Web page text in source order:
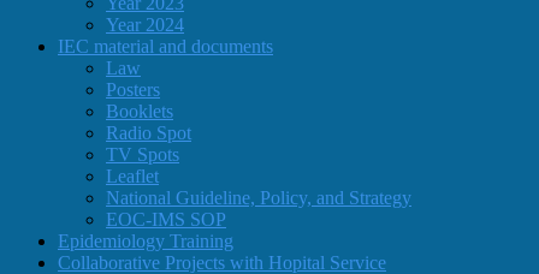
Year 2024
IEC material and documents
Law
Posters
Booklets
Radio Spot
TV Spots
Leaflet
National Guideline, Policy, and Strategy
EOC-IMS SOP
Epidemiology Training
Collaborative Projects with Hopital Service